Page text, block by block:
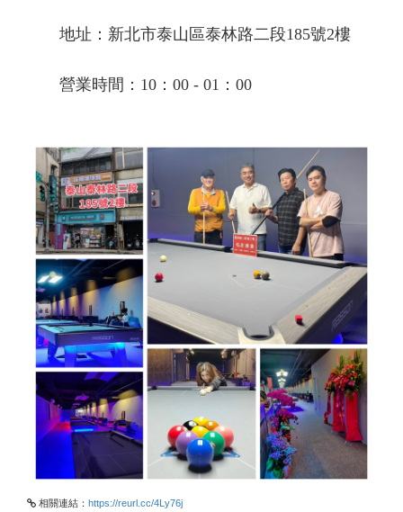
地址：新北市泰山區泰林路二段185號2樓
營業時間：10：00 - 01：00
相關連結： https://reurl.cc/4Ly76j